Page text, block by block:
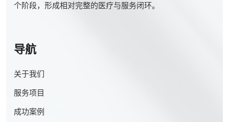
个阶段，形成相对完整的医疗与服务闭环。
导航
关于我们
服务项目
成功案例